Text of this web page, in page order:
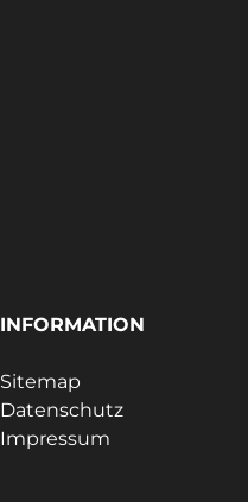
INFORMATION
Sitemap
Datenschutz
Impressum